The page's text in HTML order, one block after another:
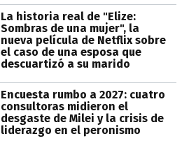
La historia real de "Elize:
Sombras de una mujer", la
nueva película de Netflix sobre
el caso de una esposa que
descuartizó a su marido
Encuesta rumbo a 2027: cuatro
consultoras midieron el
desgaste de Milei y la crisis de
liderazgo en el peronismo